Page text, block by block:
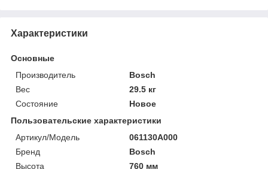
Характеристики
Основные
Производитель
Bosch
Вес
29.5 кг
Состояние
Новое
Пользовательские характеристики
Артикул/Модель
061130A000
Бренд
Bosch
Высота
760 мм